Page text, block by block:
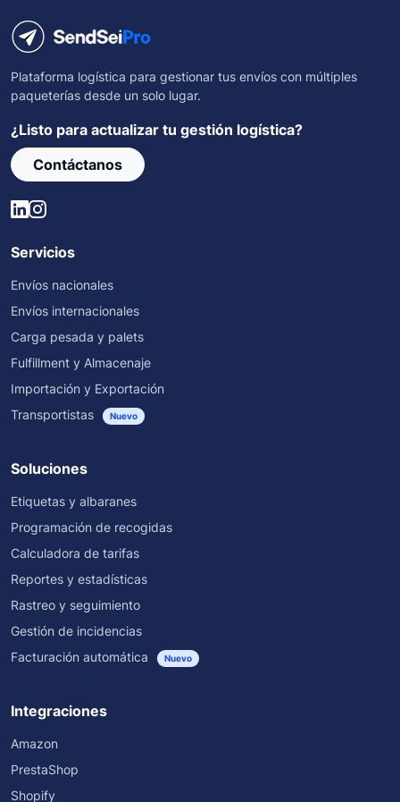
Plataforma logística para gestionar tus envíos con múltiples
paqueterías desde un solo lugar.
¿Listo para actualizar tu gestión logística?
Contáctanos
Servicios
Envíos nacionales
Envíos internacionales
Carga pesada y palets
Fulfillment y Almacenaje
Importación y Exportación
Transportistas
Nuevo
Soluciones
Etiquetas y albaranes
Programación de recogidas
Calculadora de tarifas
Reportes y estadísticas
Rastreo y seguimiento
Gestión de incidencias
Facturación automática
Nuevo
Integraciones
Amazon
PrestaShop
Shopify